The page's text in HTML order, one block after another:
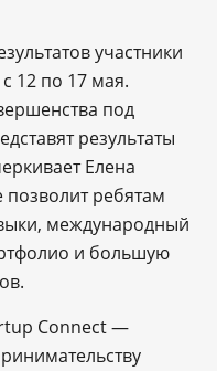
участники
12 по 17 мая.
под
результаты
Елена
позволит ребятам
международный
и большую
Connect —